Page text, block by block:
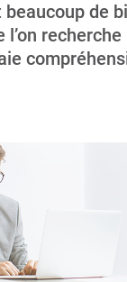
de
l’on recherche